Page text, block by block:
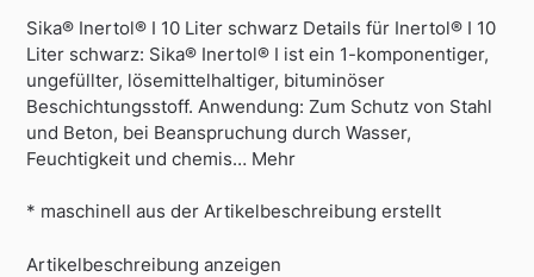
Sika® Inertol® I 10 Liter schwarz Details für Inertol® I 10
Liter schwarz: Sika® Inertol® I ist ein 1-komponentiger,
ungefüllter, lösemittelhaltiger, bituminöser
Beschichtungsstoff. Anwendung: Zum Schutz von Stahl
und Beton, bei Beanspruchung durch Wasser,
Feuchtigkeit und chemis… Mehr
* maschinell aus der Artikelbeschreibung erstellt
Artikelbeschreibung anzeigen